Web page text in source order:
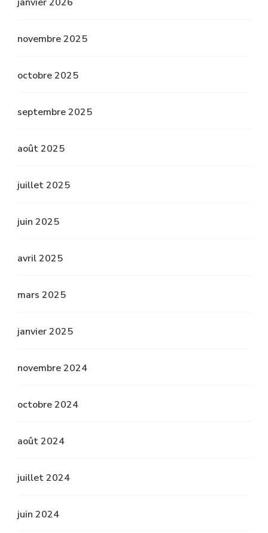
janvier 2026
novembre 2025
octobre 2025
septembre 2025
août 2025
juillet 2025
juin 2025
avril 2025
mars 2025
janvier 2025
novembre 2024
octobre 2024
août 2024
juillet 2024
juin 2024